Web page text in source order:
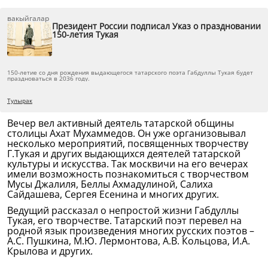
вакыйгалар
Президент России подписал Указ о праздновании
150-летия Тукая
150-летие со дня рождения выдающегося татарского поэта Габдуллы Тукая будет
праздноваться в 2036 году.
Тулырак
Вечер вел активный деятель татарской общины
столицы Ахат Мухаммедов. Он уже организовывал
несколько мероприятий, посвященных творчеству
Г.Тукая и других выдающихся деятелей татарской
культуры и искусства. Так москвичи на его вечерах
имели возможность познакомиться с творчеством
Мусы Джалиля, Беллы Ахмадулиной, Салиха
Сайдашева, Сергея Есенина и многих других.
Ведущий рассказал о непростой жизни Габдуллы
Тукая, его творчестве. Татарский поэт перевел на
родной язык произведения многих русских поэтов –
А.С. Пушкина, М.Ю. Лермонтова, А.В. Кольцова, И.А.
Крылова и других.